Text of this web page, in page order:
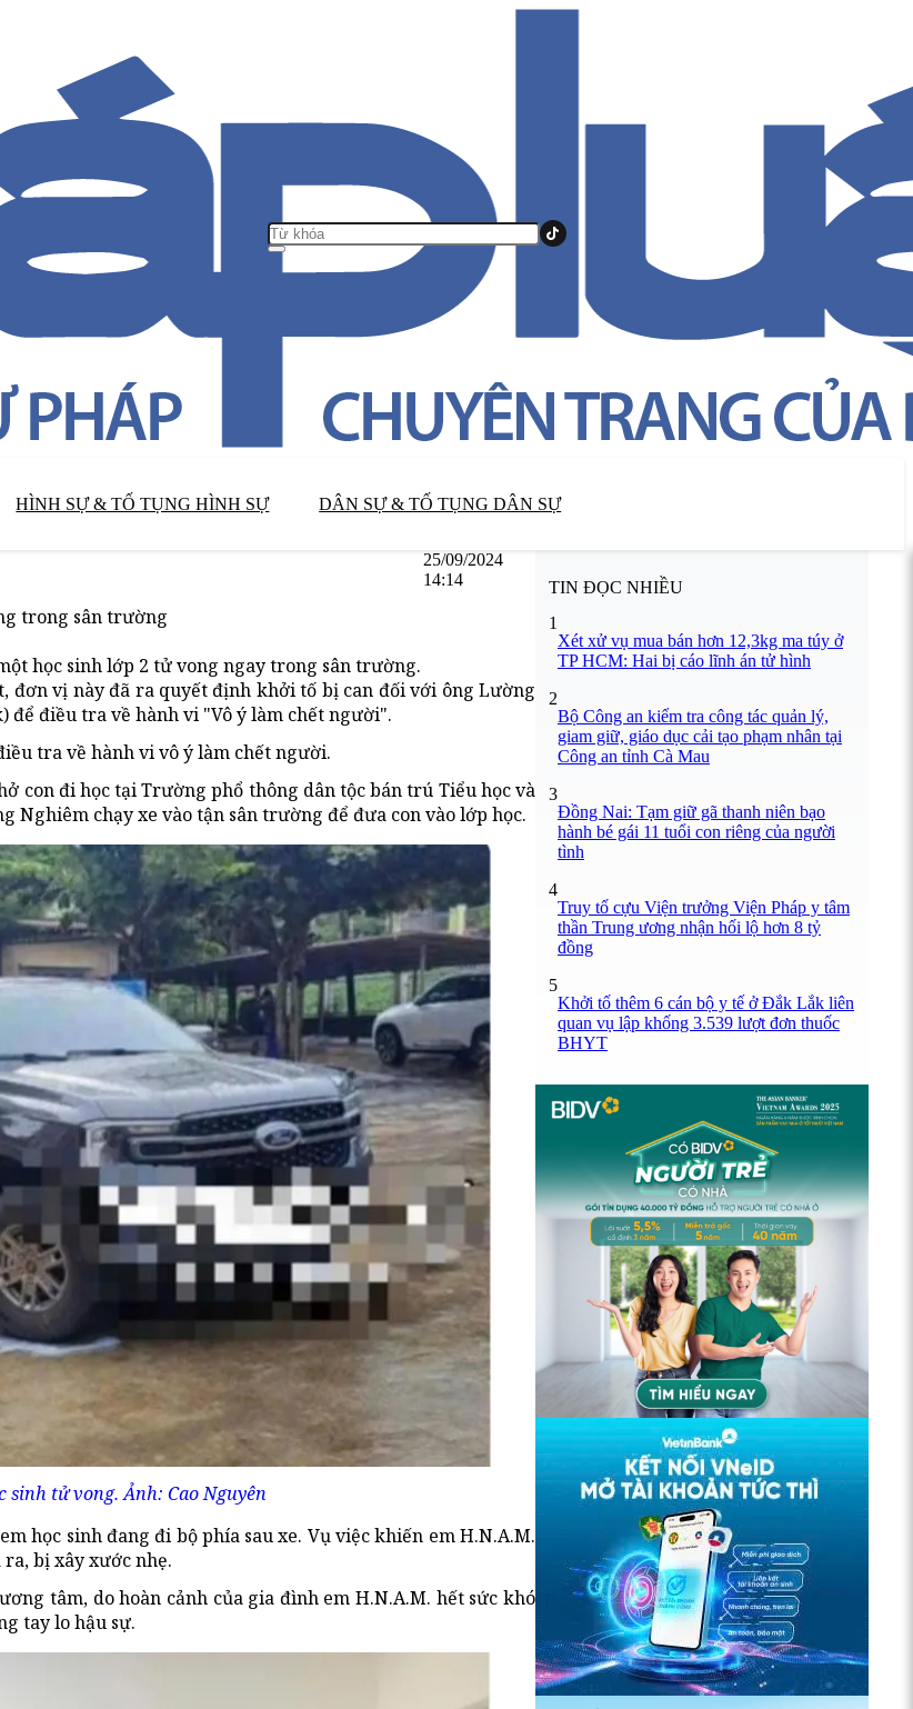
HÌNH SỰ & TỐ TỤNG HÌNH SỰ DÂN SỰ & TỐ TỤNG DÂN SỰ
25/09/2024
14:14
trong sân trường
học sinh lớp 2 tử vong ngay trong sân trường.
đơn vị này đã ra quyết định khởi tố bị can đối với ông Lường
để điều tra về hành vi "Vô ý làm chết người".
tra về hành vi vô ý làm chết người.
con đi học tại Trường phổ thông dân tộc bán trú Tiểu học và
Nghiêm chạy xe vào tận sân trường để đưa con vào lớp học.
tử vong. Ảnh: Cao Nguyên
học sinh đang đi bộ phía sau xe. Vụ việc khiến em H.N.A.M.
bị xây xước nhẹ.
tâm, do hoàn cảnh của gia đình em H.N.A.M. hết sức khó
tay lo hậu sự.
TIN ĐỌC NHIỀU
1
Xét xử vụ mua bán hơn 12,3kg ma túy ở
TP HCM: Hai bị cáo lĩnh án tử hình
2
Bộ Công an kiểm tra công tác quản lý,
giam giữ, giáo dục cải tạo phạm nhân tại
Công an tỉnh Cà Mau
3
Đồng Nai: Tạm giữ gã thanh niên bạo
hành bé gái 11 tuổi con riêng của người
tình
4
Truy tố cựu Viện trưởng Viện Pháp y tâm
thần Trung ương nhận hối lộ hơn 8 tỷ
đồng
5
Khởi tố thêm 6 cán bộ y tế ở Đắk Lắk liên
quan vụ lập khống 3.539 lượt đơn thuốc
BHYT